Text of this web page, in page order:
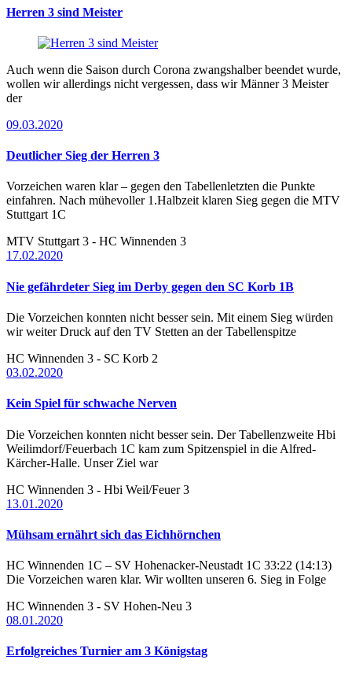
Herren 3 sind Meister
Auch wenn die Saison durch Corona zwangshalber beendet wurde,
wollen wir allerdings nicht vergessen, dass wir Männer 3 Meister
der
09.03.2020
Deutlicher Sieg der Herren 3
Vorzeichen waren klar – gegen den Tabellenletzten die Punkte
einfahren. Nach mühevoller 1.Halbzeit klaren Sieg gegen die MTV
Stuttgart 1C
MTV Stuttgart 3 - HC Winnenden 3
17.02.2020
Nie gefährdeter Sieg im Derby gegen den SC Korb 1B
Die Vorzeichen konnten nicht besser sein. Mit einem Sieg würden
wir weiter Druck auf den TV Stetten an der Tabellenspitze
HC Winnenden 3 - SC Korb 2
03.02.2020
Kein Spiel für schwache Nerven
Die Vorzeichen konnten nicht besser sein. Der Tabellenzweite Hbi
Weilimdorf/Feuerbach 1C kam zum Spitzenspiel in die Alfred-
Kärcher-Halle. Unser Ziel war
HC Winnenden 3 - Hbi Weil/Feuer 3
13.01.2020
Mühsam ernährt sich das Eichhörnchen
HC Winnenden 1C – SV Hohenacker-Neustadt 1C 33:22 (14:13)
Die Vorzeichen waren klar. Wir wollten unseren 6. Sieg in Folge
HC Winnenden 3 - SV Hohen-Neu 3
08.01.2020
Erfolgreiches Turnier am 3 Königstag